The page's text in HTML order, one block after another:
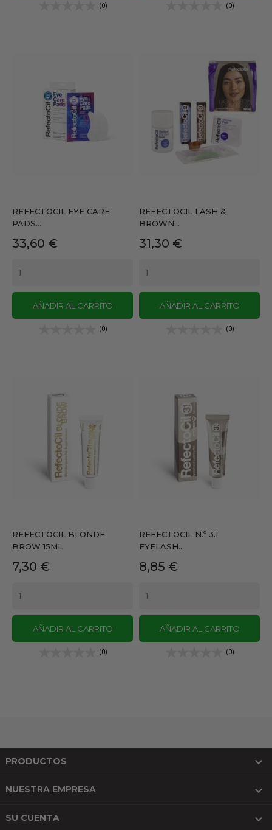
(0) (0)
REFECTOCIL EYE CARE
PADS...
Precio
33,60 €
AÑADIR AL CARRITO
(0)
REFECTOCIL LASH &
BROWN...
Precio
31,30 €
AÑADIR AL CARRITO
(0)
REFECTOCIL BLONDE
BROW 15ML
Precio
7,30 €
AÑADIR AL CARRITO
(0)
REFECTOCIL N.º 3.1
EYELASH...
Precio
8,85 €
AÑADIR AL CARRITO
(0)
PRODUCTOS 
NUESTRA EMPRESA 
SU CUENTA 